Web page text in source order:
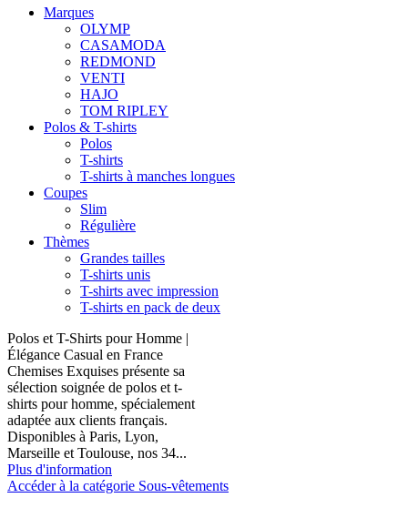
Marques
OLYMP
CASAMODA
REDMOND
VENTI
HAJO
TOM RIPLEY
Polos & T-shirts
Polos
T-shirts
T-shirts à manches longues
Coupes
Slim
Régulière
Thèmes
Grandes tailles
T-shirts unis
T-shirts avec impression
T-shirts en pack de deux
Polos et T-Shirts pour Homme |
Élégance Casual en France
Chemises Exquises présente sa
sélection soignée de polos et t-
shirts pour homme, spécialement
adaptée aux clients français.
Disponibles à Paris, Lyon,
Marseille et Toulouse, nos 34...
Plus d'information
Accéder à la catégorie Sous-vêtements